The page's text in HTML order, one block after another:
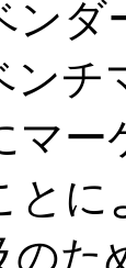
ンダ
ンチ
マ
と
の